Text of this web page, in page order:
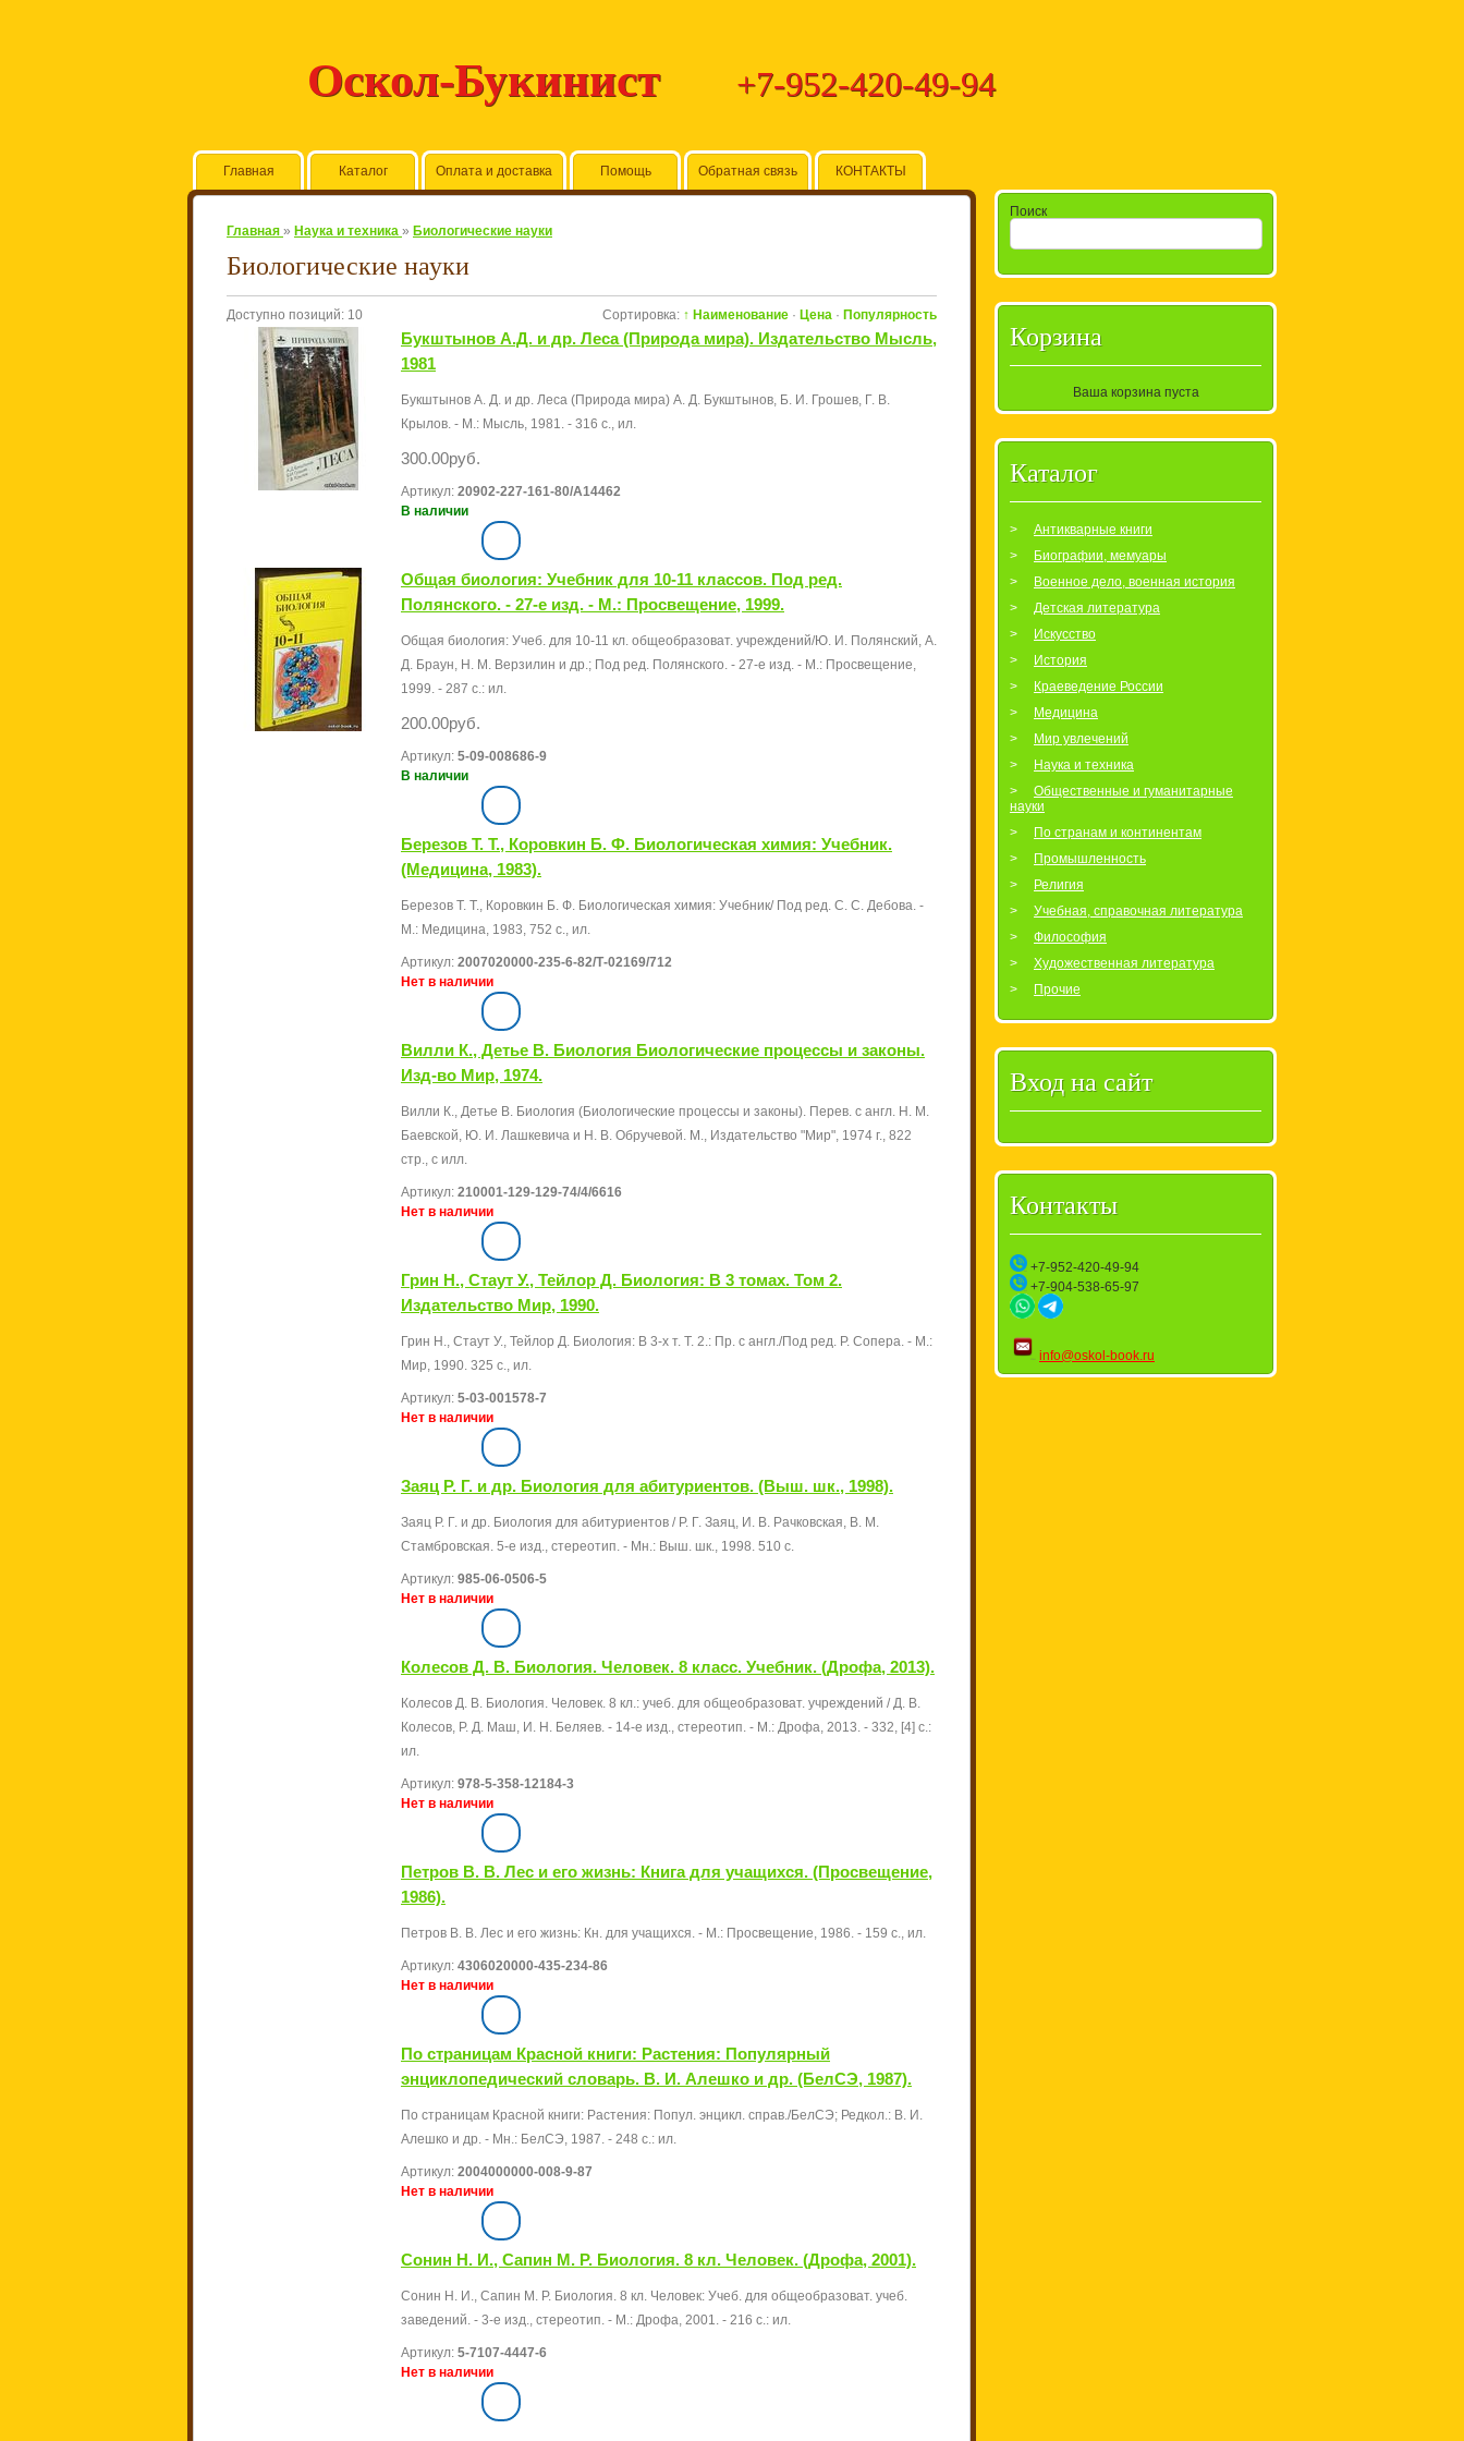
Оскол-Букинист +7-952-420-49-94
Главная Каталог Оплата и доставка Помощь Обратная связь КОНТАКТЫ
Главная » Наука и техника » Биологические науки
Биологические науки
Доступно позиций: 10 Сортировка: ↑ Наименование · Цена · Популярность
Букштынов А.Д. и др. Леса (Природа мира). Издательство Мысль,
1981
Букштынов А. Д. и др. Леса (Природа мира) А. Д. Букштынов, Б. И. Грошев, Г. В.
Крылов. - М.: Мысль, 1981. - 316 с., ил.
300.00руб.
Артикул: 20902-227-161-80/А14462
В наличии
Общая биология: Учебник для 10-11 классов. Под ред.
Полянского. - 27-е изд. - М.: Просвещение, 1999.
Общая биология: Учеб. для 10-11 кл. общеобразоват. учреждений/Ю. И. Полянский, А.
Д. Браун, Н. М. Верзилин и др.; Под ред. Полянского. - 27-е изд. - М.: Просвещение,
1999. - 287 с.: ил.
200.00руб.
Артикул: 5-09-008686-9
В наличии
Березов Т. Т., Коровкин Б. Ф. Биологическая химия: Учебник.
(Медицина, 1983).
Березов Т. Т., Коровкин Б. Ф. Биологическая химия: Учебник/ Под ред. С. С. Дебова. -
М.: Медицина, 1983, 752 с., ил.
Артикул: 2007020000-235-6-82/Т-02169/712
Нет в наличии
Вилли К., Детье В. Биология Биологические процессы и законы.
Изд-во Мир, 1974.
Вилли К., Детье В. Биология (Биологические процессы и законы). Перев. с англ. Н. М.
Баевской, Ю. И. Лашкевича и Н. В. Обручевой. М., Издательство "Мир", 1974 г., 822
стр., с илл.
Артикул: 210001-129-129-74/4/6616
Нет в наличии
Грин Н., Стаут У., Тейлор Д. Биология: В 3 томах. Том 2.
Издательство Мир, 1990.
Грин Н., Стаут У., Тейлор Д. Биология: В 3-х т. Т. 2.: Пр. с англ./Под ред. Р. Сопера. - М.:
Мир, 1990. 325 с., ил.
Артикул: 5-03-001578-7
Нет в наличии
Заяц Р. Г. и др. Биология для абитуриентов. (Выш. шк., 1998).
Заяц Р. Г. и др. Биология для абитуриентов / Р. Г. Заяц, И. В. Рачковская, В. М.
Стамбровская. 5-е изд., стереотип. - Мн.: Выш. шк., 1998. 510 с.
Артикул: 985-06-0506-5
Нет в наличии
Колесов Д. В. Биология. Человек. 8 класс. Учебник. (Дрофа, 2013).
Колесов Д. В. Биология. Человек. 8 кл.: учеб. для общеобразоват. учреждений / Д. В.
Колесов, Р. Д. Маш, И. Н. Беляев. - 14-е изд., стереотип. - М.: Дрофа, 2013. - 332, [4] с.:
ил.
Артикул: 978-5-358-12184-3
Нет в наличии
Петров В. В. Лес и его жизнь: Книга для учащихся. (Просвещение,
1986).
Петров В. В. Лес и его жизнь: Кн. для учащихся. - М.: Просвещение, 1986. - 159 с., ил.
Артикул: 4306020000-435-234-86
Нет в наличии
По страницам Красной книги: Растения: Популярный
энциклопедический словарь. В. И. Алешко и др. (БелСЭ, 1987).
По страницам Красной книги: Растения: Попул. энцикл. справ./БелСЭ; Редкол.: В. И.
Алешко и др. - Мн.: БелСЭ, 1987. - 248 с.: ил.
Артикул: 2004000000-008-9-87
Нет в наличии
Сонин Н. И., Сапин М. Р. Биология. 8 кл. Человек. (Дрофа, 2001).
Сонин Н. И., Сапин М. Р. Биология. 8 кл. Человек: Учеб. для общеобразоват. учеб.
заведений. - 3-е изд., стереотип. - М.: Дрофа, 2001. - 216 с.: ил.
Артикул: 5-7107-4447-6
Нет в наличии
Поиск
Корзина
Ваша корзина пуста
Каталог
Антикварные книги
Биографии, мемуары
Военное дело, военная история
Детская литература
Искусство
История
Краеведение России
Медицина
Мир увлечений
Наука и техника
Общественные и гуманитарные
науки
По странам и континентам
Промышленность
Религия
Учебная, справочная литература
Философия
Художественная литература
Прочие
Вход на сайт
Контакты
+7-952-420-49-94
+7-904-538-65-97
info@oskol-book.ru